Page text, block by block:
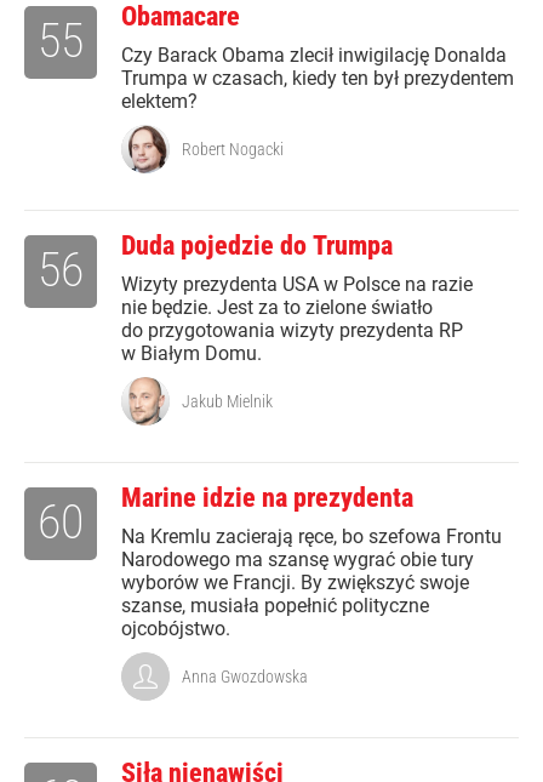
Obamacare
Czy Barack Obama zlecił inwigilację Donalda
Trumpa w czasach, kiedy ten był prezydentem
elektem?
55
Robert Nogacki
Duda pojedzie do Trumpa
Wizyty prezydenta USA w Polsce na razie
nie będzie. Jest za to zielone światło
do przygotowania wizyty prezydenta RP
w Białym Domu.
56
Jakub Mielnik
Marine idzie na prezydenta
Na Kremlu zacierają ręce, bo szefowa Frontu
Narodowego ma szansę wygrać obie tury
wyborów we Francji. By zwiększyć swoje
szanse, musiała popełnić polityczne
ojcobójstwo.
60
Anna Gwozdowska
Siła nienawiści